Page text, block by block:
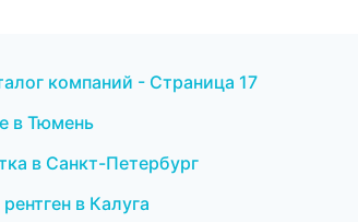
компаний - Страница 17
в Тюмень
в Санкт-Петербург
в Калуга